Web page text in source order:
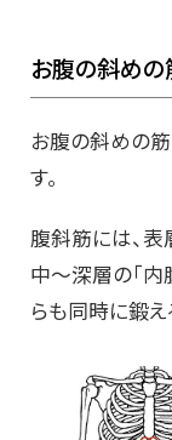
お腹の斜めの
お腹の斜めの筋
す。
腹斜筋には、表
中～深層の「内
らも同時に鍛え